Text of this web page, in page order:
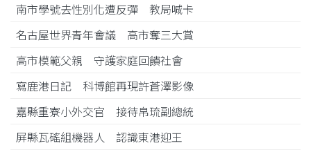
南市學號去性別化遭反彈 教局喊卡
名古屋世界青年會議 高市奪三大賞
高市模範父親 守護家庭回饋社會
寫鹿港日記 科博館再現許蒼澤影像
嘉縣重寮小外交官 接待帛琉副總統
屏縣瓦磘組機器人 認識東港迎王